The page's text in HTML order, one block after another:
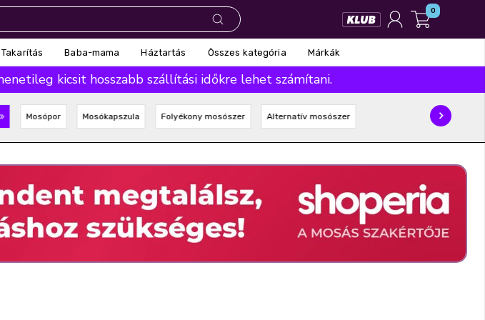
0
Takarítás Baba-mama Háztartás Összes kategória Márkák
kicsit hosszabb szállítási időkre lehet számítani.
Mosópor Mosókapszula Folyékony mosószer Alternatív mosószer